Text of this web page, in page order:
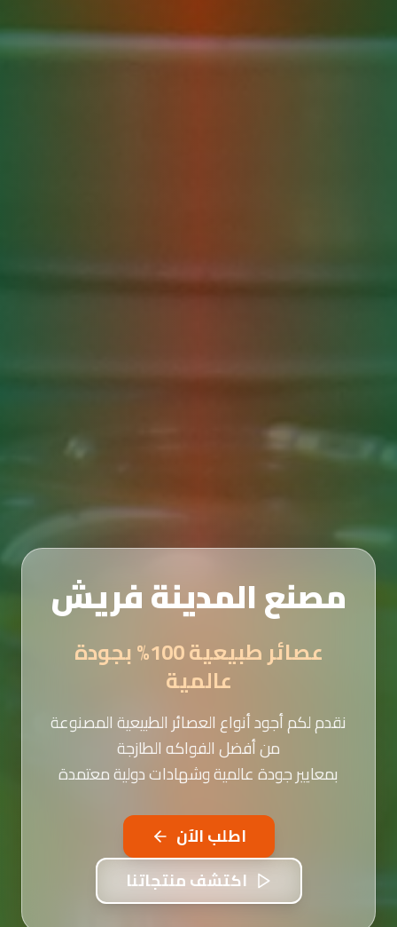
مصنع المدينة فريش
عصائر طبيعية 100% بجودة
عالمية
نقدم لكم أجود أنواع العصائر الطبيعية المصنوعة
من أفضل الفواكه الطازجة
بمعايير جودة عالمية وشهادات دولية معتمدة
اطلب الآن
اكتشف منتجاتنا